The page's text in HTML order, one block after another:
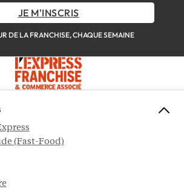
JE M'INSCRIS
DE LA FRANCHISE, CHAQUE SEMAINE
(Fast-Food)